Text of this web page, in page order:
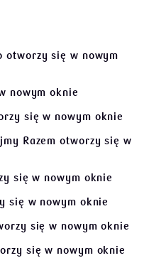
otworzy się w nowym
nowym oknie
się w nowym oknie
Razemotworzy się w
się w nowym oknie
się w nowym oknie
się w nowym oknie
się w nowym oknie